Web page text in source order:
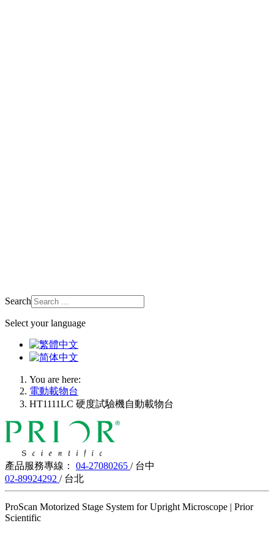
Search
Select your language
You are here:
電動載物台
HT1111LC 硬度試驗機自動載物台
產品服務專線： 04-27080265 / 台中
02-89924292 / 台北
ProScan Motorized Stage System for Upright Microscope | Prior
Scientific